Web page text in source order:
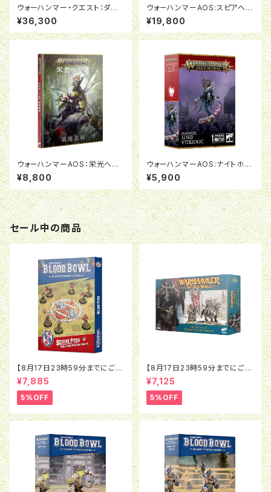
ウォーハンマー・クエスト：ダー
クウォーター（日本語版）
¥36,300
ウォーハンマーAOS:スピアヘッ
ド:ナイトホーント:呪われし咎者
の群れ
¥19,800
ウォーハンマーAOS：栄光への
道：腐地叢林（日本語版）
¥8,800
ウォーハンマーAOS:ナイトホー
ント:ロード・ヴィトリオリック
¥5,900
セール中の商品
【8月17日23時59分までにご予
約で5％OFF】ブラッドボウル：セ
ヴンズピッチ（2026）
¥7,885
5%OFF
【8月17日23時59分までにご予
約で5％OFF】オールドワール
ド：ウォリアー・オヴ・ケイオス：チ
ャンピオン・オヴ・ケイオス
¥7,125
5%OFF